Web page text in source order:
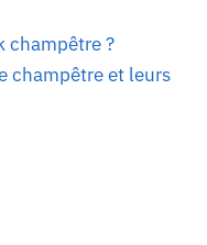
champêtre ?
champêtre et leurs